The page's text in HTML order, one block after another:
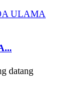
datang